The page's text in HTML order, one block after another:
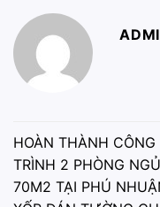
HOÀN THÀNH CÔNG
TRÌNH 2 PHÒNG NGỦ
70M2 TẠI PHÚ